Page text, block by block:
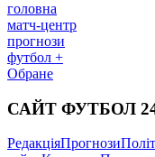
головна
матч-центр
прогнози
футбол +
Обране
САЙТ ФУТБОЛ
РедакціяПрогнози